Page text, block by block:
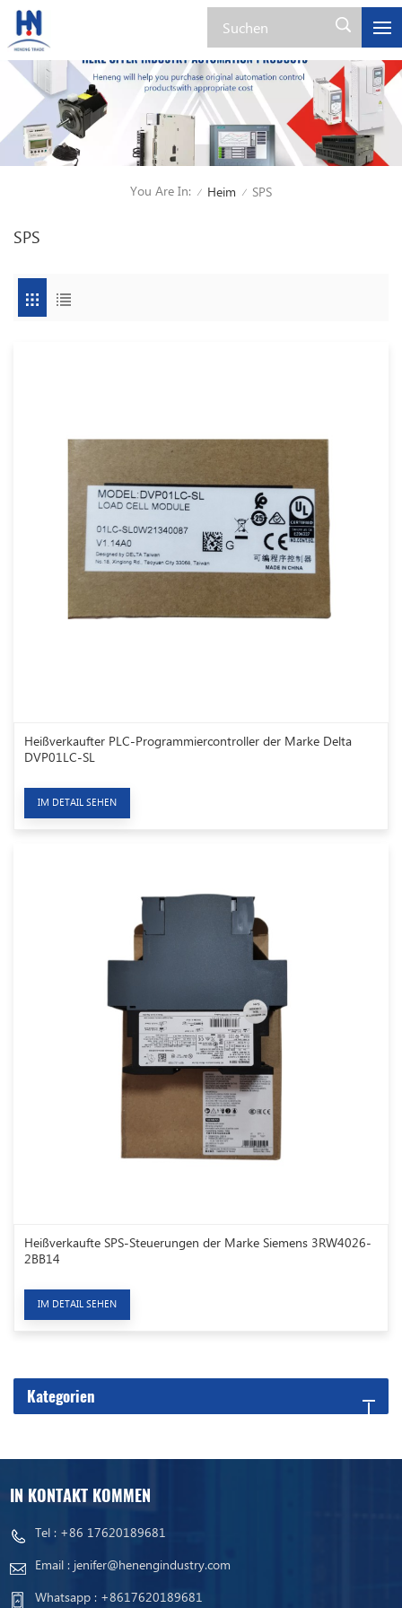
You Are In: / Heim / SPS
SPS
Heißverkaufter PLC-Programmiercontroller der Marke Delta
DVP01LC-SL
IM DETAIL SEHEN
Heißverkaufte SPS-Steuerungen der Marke Siemens 3RW4026-
2BB14
IM DETAIL SEHEN
Kategorien
IN KONTAKT KOMMEN
Tel : +86 17620189681
Email : jenifer@henengindustry.com
Whatsapp : +8617620189681